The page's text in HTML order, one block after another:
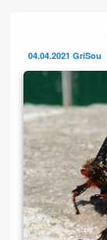
04.04.2021 GriSou